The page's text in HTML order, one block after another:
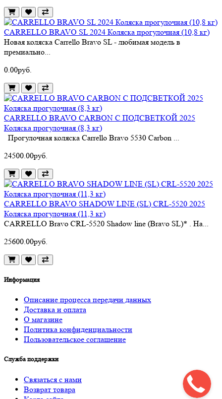
CARRELLO BRAVO SL 2024 Коляска прогулочная (10,8 кг)
Новая коляска Carrello Bravo SL - любимая модель в
премиально...
0.00руб.
CARRELLO BRAVO CARBON С ПОДСВЕТКОЙ 2025
Коляска прогулочная (8,3 кг)
Прогулочная коляска Carrello Bravo 5530 Carbon ...
24500.00руб.
CARRELLO BRAVO SHADOW LINE (SL) CRL-5520 2025
Коляска прогулочная (11,3 кг)
CARRELLO Bravo CRL-5520 Shadow line (Bravo SL)* . На...
25600.00руб.
Информация
Описание процесса передачи данных
Доставка и оплата
О магазине
Политика конфиденциальности
Пользовательское соглашение
Служба поддержки
Связаться с нами
Возврат товара